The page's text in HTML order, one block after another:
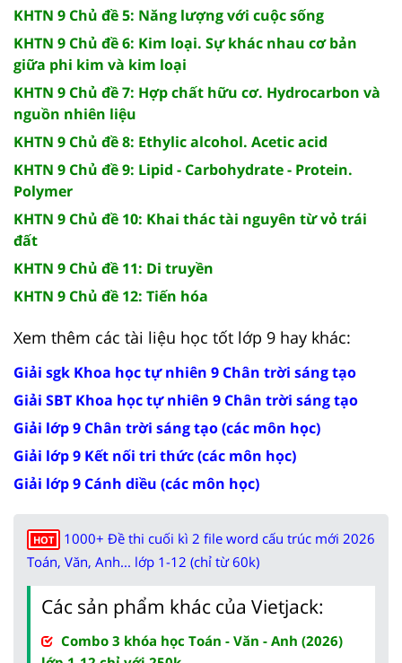
KHTN 9 Chủ đề 5: Năng lượng với cuộc sống
KHTN 9 Chủ đề 6: Kim loại. Sự khác nhau cơ bản
giữa phi kim và kim loại
KHTN 9 Chủ đề 7: Hợp chất hữu cơ. Hydrocarbon và
nguồn nhiên liệu
KHTN 9 Chủ đề 8: Ethylic alcohol. Acetic acid
KHTN 9 Chủ đề 9: Lipid - Carbohydrate - Protein.
Polymer
KHTN 9 Chủ đề 10: Khai thác tài nguyên từ vỏ trái
đất
KHTN 9 Chủ đề 11: Di truyền
KHTN 9 Chủ đề 12: Tiến hóa
Xem thêm các tài liệu học tốt lớp 9 hay khác:
Giải sgk Khoa học tự nhiên 9 Chân trời sáng tạo
Giải SBT Khoa học tự nhiên 9 Chân trời sáng tạo
Giải lớp 9 Chân trời sáng tạo (các môn học)
Giải lớp 9 Kết nối tri thức (các môn học)
Giải lớp 9 Cánh diều (các môn học)
HOT
1000+ Đề thi cuối kì 2 file word cấu trúc mới 2026
Toán, Văn, Anh... lớp 1-12 (chỉ từ 60k)
Các sản phẩm khác của Vietjack:
Combo 3 khóa học Toán - Văn - Anh (2026)